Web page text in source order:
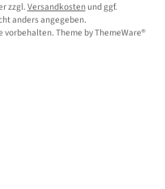
zzgl. Versandkostenund ggf.
anders angegeben.
vorbehalten. Theme byThemeWare®